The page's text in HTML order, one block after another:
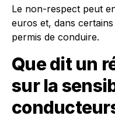
Le non-respect peut
euros et, dans
permis de conduire.
Que dit un
sur la